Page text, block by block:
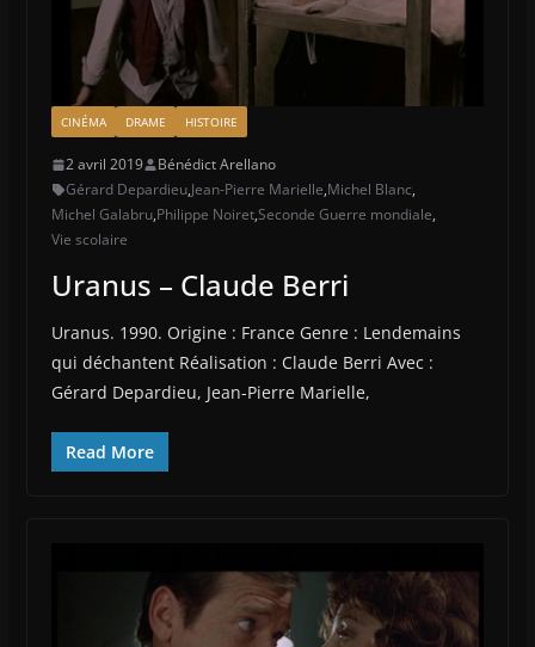
CINÉMA DRAME HISTOIRE
2 avril 2019
Bénédict Arellano
Gérard Depardieu,Jean-Pierre Marielle,Michel Blanc,
Michel Galabru,Philippe Noiret,Seconde Guerre mondiale,
Vie scolaire
Uranus – Claude Berri
Uranus. 1990. Origine : France Genre : Lendemains
qui déchantent Réalisation : Claude Berri Avec :
Gérard Depardieu, Jean-Pierre Marielle,
Read More